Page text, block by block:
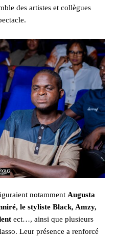
des artistes et collègues
notamment Augusta
le styliste Black, Amzy,
ect…, ainsi que plusieurs
Leur présence a renforcé